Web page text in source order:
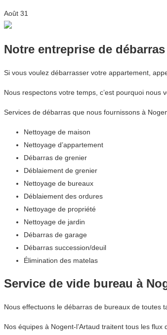
Août 31
Notre entreprise de
Si vous voulez débarrasser votre appartement,
Nous respectons votre temps, c’est pourquoi
Services de débarras que nous fournissons à
Nettoyage de maison
Nettoyage d’appartement
Débarras de grenier
Déblaiement de grenier
Nettoyage de bureaux
Déblaiement des ordures
Nettoyage de propriété
Nettoyage de jardin
Débarras de garage
Débarras succession/deuil
Élimination des matelas
Service de vide bureau à
Nous effectuons le débarras de bureaux de toutes
Nos équipes à Nogent-l’Artaud traitent tous les